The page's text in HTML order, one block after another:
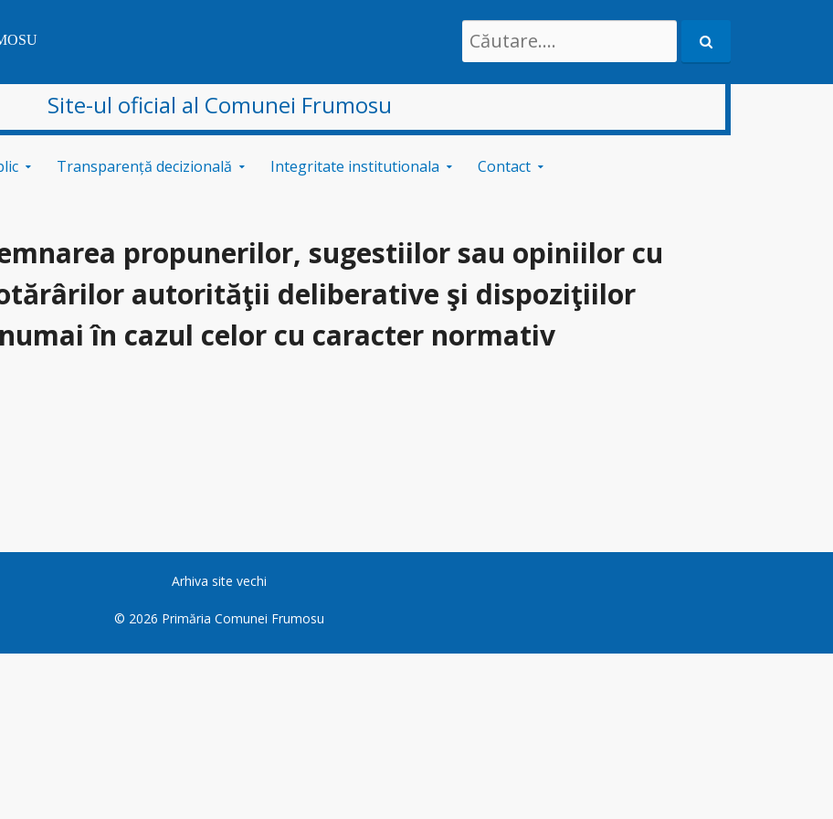
Search
for:
Site-ul oficial al Comunei Frumosu
Transparență decizională Integritate institutionala Contact
propunerilor, sugestiilor sau opiniilor cu
autorităţii deliberative şi dispoziţiilor
în cazul celor cu caracter normativ
Arhiva site vechi
© 2026 Primăria Comunei Frumosu